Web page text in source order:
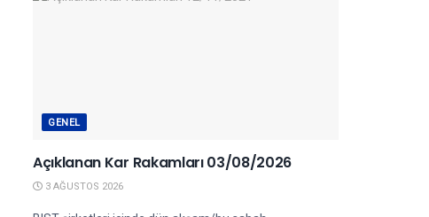
GENEL
Açıklanan Kar Rakamları 03/08/2026
3 AĞUSTOS 2026